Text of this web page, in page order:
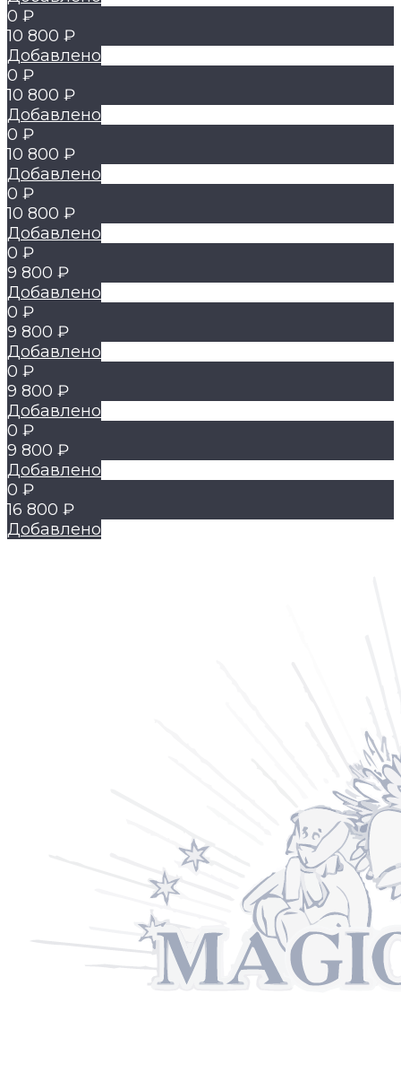
0 ₽
10 800 ₽
Добавлено
0 ₽
10 800 ₽
Добавлено
0 ₽
10 800 ₽
Добавлено
0 ₽
10 800 ₽
Добавлено
0 ₽
9 800 ₽
Добавлено
0 ₽
9 800 ₽
Добавлено
0 ₽
9 800 ₽
Добавлено
0 ₽
9 800 ₽
Добавлено
0 ₽
16 800 ₽
Добавлено